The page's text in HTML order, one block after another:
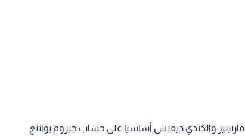
والكندي ديفيس أساسيا على حساب جيروم بواتنغ